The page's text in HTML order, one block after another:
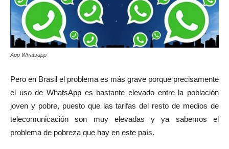
App Whatsapp
Pero en Brasil el problema es más grave porque precisamente
el uso de WhatsApp es bastante elevado entre la población
joven y pobre, puesto que las tarifas del resto de medios de
telecomunicación son muy elevadas y ya sabemos el
problema de pobreza que hay en este país.